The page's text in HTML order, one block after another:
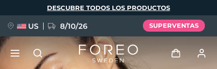
DESCUBRE TODOS LOS PRODUCTOS
US 8/10/26 SUPERVENTAS